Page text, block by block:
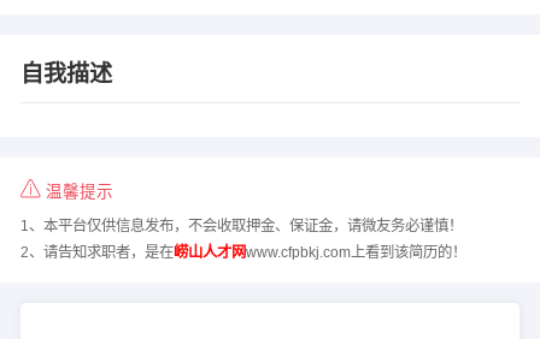
自我描述
温馨提示
1、本平台仅供信息发布，不会收取押金、保证金，请微友务必谨慎！
2、请告知求职者，是在崂山人才网www.cfpbkj.com上看到该简历的！